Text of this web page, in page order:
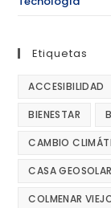
Etiquetas
ACCESIBILIDAD
BIENESTAR
CAMBIO
CASA GEOSOLAR
COLMENAR